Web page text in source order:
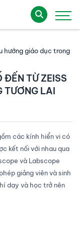
hướng giáo dục trong
ĐẾN TỪ ZEISS
TƯƠNG LAI
các kính hiển vi có
kết nối với nhau qua
và Labscope
giảng viên và sinh
dạy và học trở nên